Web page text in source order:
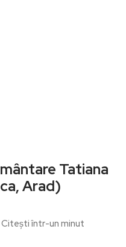
Tatiana
Arad)
Citești într-un minut